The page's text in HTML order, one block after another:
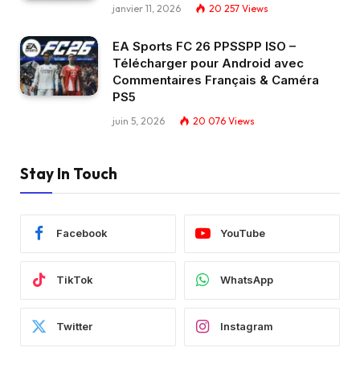
janvier 11, 2026 20 257 Views
EA Sports FC 26 PPSSPP ISO –
Télécharger pour Android avec
Commentaires Français & Caméra
PS5
juin 5, 2026 20 076 Views
Stay In Touch
Facebook YouTube
TikTok WhatsApp
Twitter Instagram